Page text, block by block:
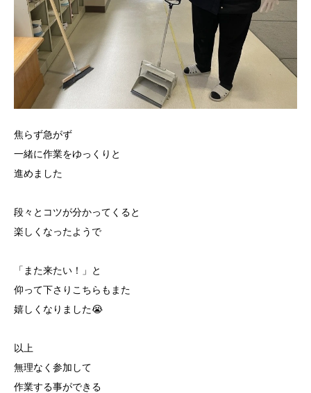
焦らず急がず
一緒に作業をゆっくりと
進めました
段々とコツが分かってくると
楽しくなったようで
「また来たい！」と
仰って下さりこちらもまた
嬉しくなりました😭
以上
無理なく参加して
作業する事ができる